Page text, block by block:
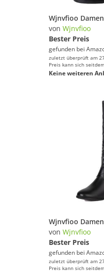
von Wjnvfioo
Bester Preis
gefunden bei
zuletzt überprüft am
Preis kann sich
Keine weiteren
von Wjnvfioo
Bester Preis
gefunden bei
zuletzt überprüft am
Preis kann sich